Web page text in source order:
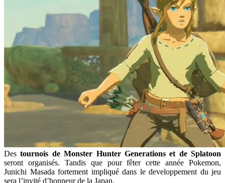
Des tournois de Monster Hunter Generations et de Splatoon
seront organisés. Tandis que pour fêter cette année Pokemon,
Junichi Masada fortement impliqué dans le developpement du jeu
sera l’invité d’honneur de la Japan.